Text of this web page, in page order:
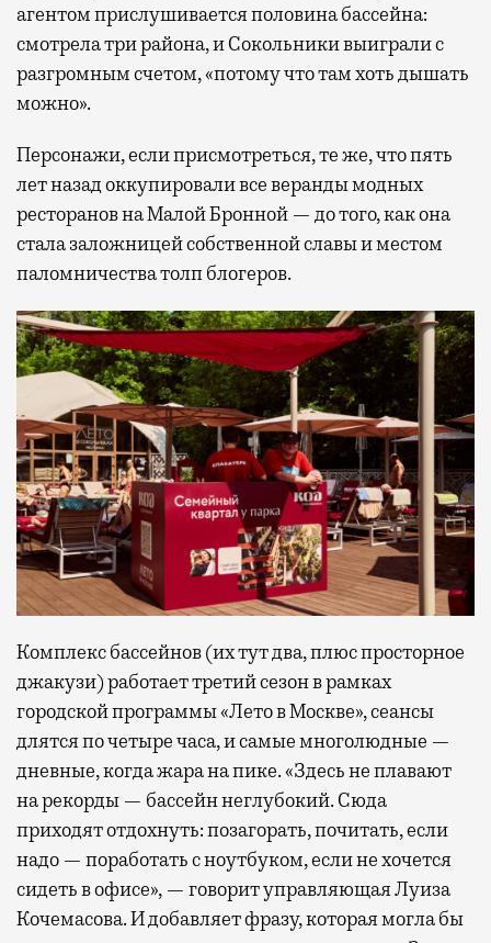
агентом прислушивается половина бассейна:
смотрела три района, и Сокольники выиграли с
разгромным счетом, «потому что там хоть дышать
можно».
Персонажи, если присмотреться, те же, что пять
лет назад оккупировали все веранды модных
ресторанов на Малой Бронной — до того, как она
стала заложницей собственной славы и местом
паломничества толп блогеров.
Комплекс бассейнов (их тут два, плюс просторное
джакузи) работает третий сезон в рамках
городской программы «Лето в Москве», сеансы
длятся по четыре часа, и самые многолюдные —
дневные, когда жара на пике. «Здесь не плавают
на рекорды — бассейн неглубокий. Сюда
приходят отдохнуть: позагорать, почитать, если
надо — поработать с ноутбуком, если не хочется
сидеть в офисе», — говорит управляющая Луиза
Кочемасова. И добавляет фразу, которая могла бы